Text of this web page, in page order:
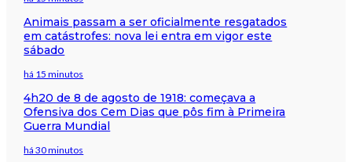
Animais passam a ser oficialmente resgatados
em catástrofes: nova lei entra em vigor este
sábado
há 15 minutos
4h20 de 8 de agosto de 1918: começava a
Ofensiva dos Cem Dias que pôs fim à Primeira
Guerra Mundial
há 30 minutos